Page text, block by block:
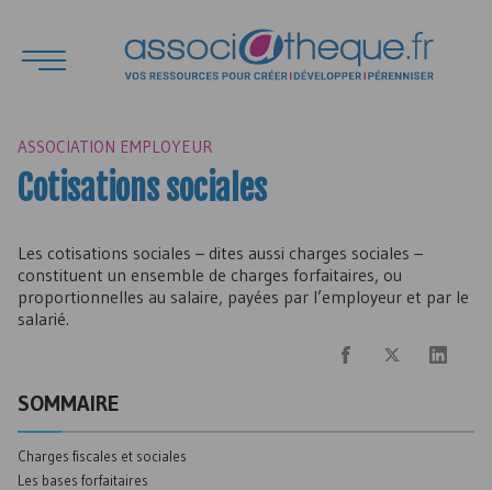
ASSOCIATION EMPLOYEUR
Cotisations sociales
Les cotisations sociales – dites aussi charges sociales –
constituent un ensemble de charges forfaitaires, ou
proportionnelles au salaire, payées par l’employeur et par le
salarié.
SOMMAIRE
Charges fiscales et sociales
Les bases forfaitaires